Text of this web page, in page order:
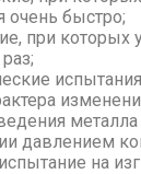
очень быстро;
при которых
металла
давлением
на